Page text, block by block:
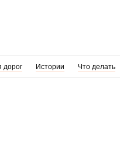
дорог Истории Что делать